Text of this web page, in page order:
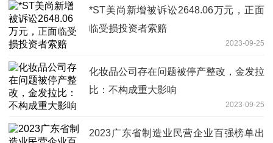
*ST美尚新增被诉讼2648.06万元，正面
临受损投资者索赔
2023-09-25
化妆品公司存在问题被停产整改，金发拉
比：不构成重大影响
2023-09-25
2023广东省制造业民营企业百强榜单出